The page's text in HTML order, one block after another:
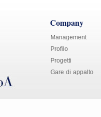
Company
Management
Profilo
Progetti
Gare di appalto